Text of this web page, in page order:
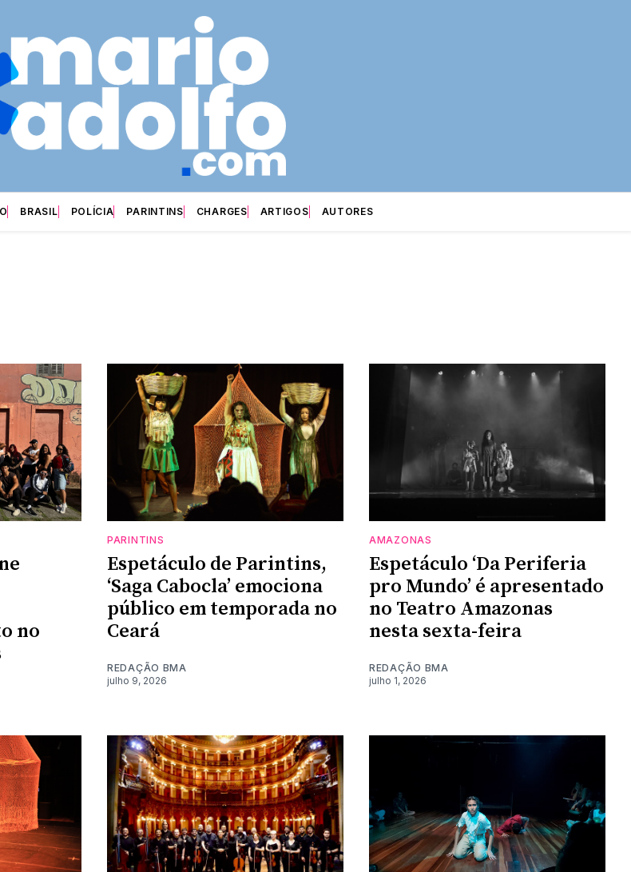
BRASIL POLÍCIA PARINTINS CHARGES ARTIGOS AUTORES
no
PARINTINS
Espetáculo de Parintins,
‘Saga Cabocla’ emociona
público em temporada no
Ceará
REDAÇÃO BMA
julho 9, 2026
AMAZONAS
Espetáculo ‘Da Periferia
pro Mundo’ é apresentado
no Teatro Amazonas
nesta sexta-feira
REDAÇÃO BMA
julho 1, 2026